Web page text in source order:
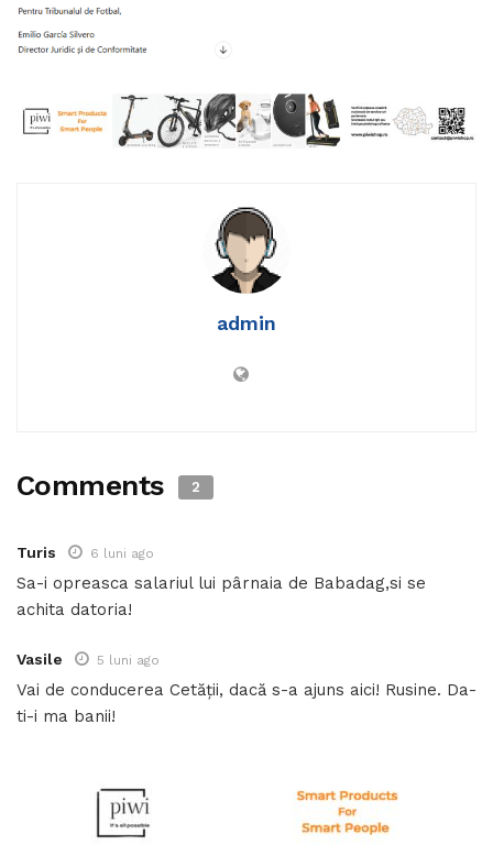
admin
Comments 2
Turis 6 luni ago
Sa-i opreasca salariul lui pârnaia de Babadag,si se
achita datoria!
Vasile 5 luni ago
Vai de conducerea Cetății, dacă s-a ajuns aici! Rusine. Da-
ti-i ma banii!